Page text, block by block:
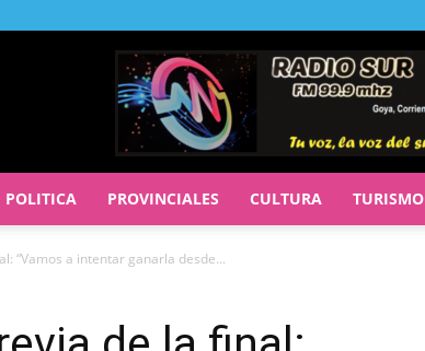
RADIO
POLITICA PROVINCIALES CULTURA TURISMO
“Vamos a intentar ganarla desde...